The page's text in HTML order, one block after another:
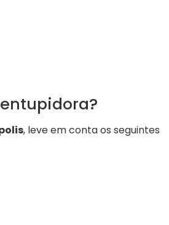
, leve em conta os seguintes